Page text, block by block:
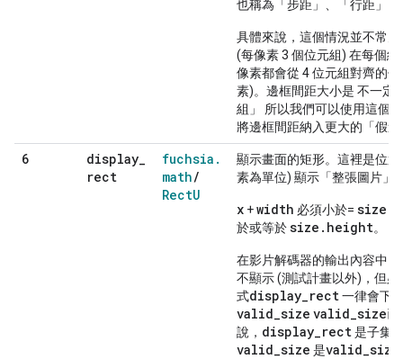
也稱為「步距」、「行距」
具體來說，這個情況並不常
(每像素 3 個位元組) 在每個
像素都會從 4 位元組對齊的
素)。邊框間距大小是 不一定
組」 所以我們可以使用這個
將邊框間距納入更大的「假
6 display
rect
fuchsia .
math/
RectU
顯示畫面的矩形。這裡是位
素為單位) 顯示「整張圖片」
x +width 必須小於=
於或等於size.height。
在影片解碼器的輸出內容中
不顯示 (測試計畫以外)，但
式display_rect 一律會下
valid_size valid_size已
說， display_rect 是子集 (
valid_size 是valid_size